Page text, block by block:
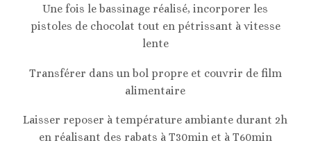
Une fois le bassinage réalisé, incorporer les
pistoles de chocolat tout en pétrissant à vitesse
lente
Transférer dans un bol propre et couvrir de film
alimentaire
Laisser reposer à température ambiante durant 2h
en réalisant des rabats à T30min et à T60min